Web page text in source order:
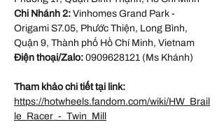
Chi Nhánh 2: Vinhomes Grand Park -
Origami S7.05, Phước Thiện, Long Bình,
Quận 9, Thành phố Hồ Chí Minh, Vietnam
Điện thoại/Zalo: 0909628121 (Ms Khánh)
Tham khảo chi tiết tại link:
https://hotwheels.fandom.com/wiki/HW_Brail
le_Racer_-_Twin_Mill